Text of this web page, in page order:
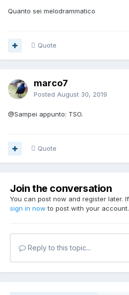
Quanto sei melodrammatico
Quote
marco7
Posted August 30, 2019
@Sampei appunto: TSO.
Quote
Join the conversation
You can post now and register later.
sign in now to post with your account.
Reply to this topic...